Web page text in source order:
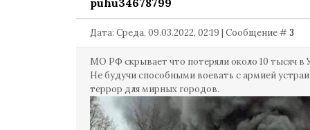
puhu34678799
Дата: Среда, 09.03.2022, 02:19 | Сообщение #3
МО РФ скрывает что потеряли около 10 тысяч в
Не будучи способными воевать с армией
террор для мирных городов.